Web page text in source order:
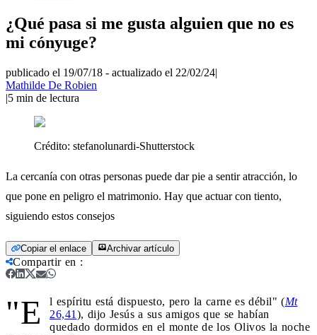
¿Qué pasa si me gusta alguien que no es
mi cónyuge?
publicado el 19/07/18 - actualizado el 22/02/24|
Mathilde De Robien
|5 min de lectura
Crédito: stefanolunardi-Shutterstock
La cercanía con otras personas puede dar pie a sentir atracción, lo
que pone en peligro el matrimonio. Hay que actuar con tiento,
siguiendo estos consejos
Copiar el enlace Archivar artículo
Compartir en :
"E l espíritu está dispuesto, pero la carne es débil" (Mt
26,41 ), dijo Jesús a sus amigos que se habían
quedado dormidos en el monte de los Olivos la noche